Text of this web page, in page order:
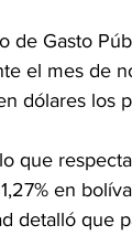
de Gasto
el mes de
dólares los
que
en
detalló que